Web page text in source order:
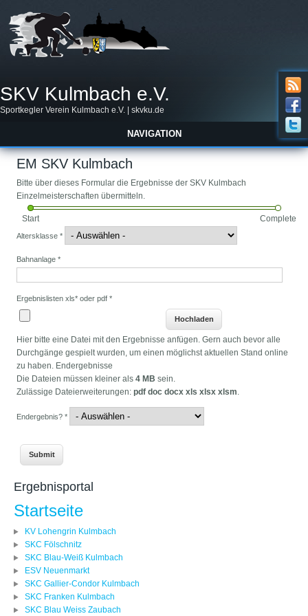
SKV Kulmbach e.V.
Sportkegler Verein Kulmbach e.V. | skvku.de
NAVIGATION
EM SKV Kulmbach
Bitte über dieses Formular die Ergebnisse der SKV Kulmbach
Einzelmeisterschaften übermitteln.
Start Complete
Altersklasse*
Bahnanlage*
Ergebnislisten xls* oder pdf*
Hier bitte eine Datei mit den Ergebnisse anfügen. Gern auch bevor alle
Durchgänge gespielt wurden, um einen möglichst aktuellen Stand online
zu haben. Endergebnisse
Die Dateien müssen kleiner als4 MB sein.
Zulässige Dateierweiterungen:pdf doc docx xls xlsx xlsm
Endergebnis?*
Ergebnisportal
Startseite
KV Lohengrin Kulmbach
SKC Fölschnitz
SKC Blau-Weiß Kulmbach
ESV Neuenmarkt
SKC Gallier-Condor Kulmbach
SKC Franken Kulmbach
SKC Blau Weiss Zaubach